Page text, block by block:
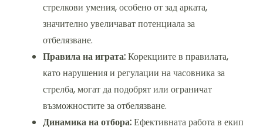
стрелкови умения, особено от зад арката,
значително увеличават потенциала за
отбелязване.
Правила на играта:Корекциите в правилата,
като нарушения и регулации на часовника за
стрелба, могат да подобрят или ограничат
възможностите за отбелязване.
Динамика на отбора:Ефективната работа в екип